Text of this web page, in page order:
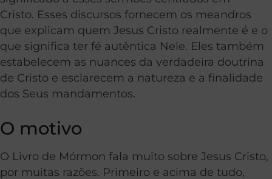
Cristo. Esses discursos fornecem os meandros
que explicam quem Jesus Cristo realmente é e o
que significa ter fé autêntica Nele. Eles também
estabelecem as nuances da verdadeira doutrina
de Cristo e esclarecem a natureza e a finalidade
dos Seus mandamentos.
O motivo
O Livro de Mórmon fala muito sobre Jesus Cristo,
por muitas razões. Primeiro e acima de tudo,